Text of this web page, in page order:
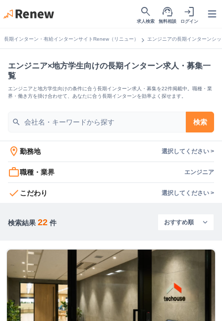
search
求人検索
support_agent
無料相談
login
ログイン
長期インターン・有給インターンサイトRenew（リニュー） chevron_right エンジニアの長期インターンシ
エンジニア×地方学生向けの長期インターン求人・募集一
覧
エンジニアと地方学生向けの条件に合う長期インターン求人・募集を22件掲載中。職種・業
界・働き方を掛け合わせて、あなたに合う長期インターンを効率よく探せます。
search 検索
location_on 勤務地 選択してください >
work_outline職種・業界 エンジニア
check こだわり 選択してください >
検索結果 22 件